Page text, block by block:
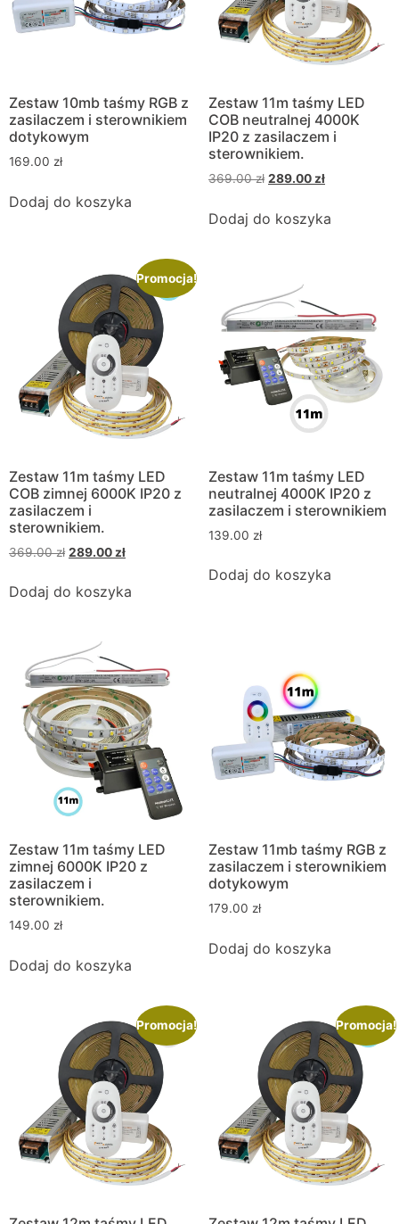
Zestaw 10mb taśmy RGB z
zasilaczem i sterownikiem
dotykowym
169.00 zł
Dodaj do koszyka
Zestaw 11m taśmy LED
COB neutralnej 4000K
IP20 z zasilaczem i
sterownikiem.
369.00zł 289.00 zł
Dodaj do koszyka
Promocja!
Zestaw 11m taśmy LED
COB zimnej 6000K IP20 z
zasilaczem i
sterownikiem.
369.00zł 289.00 zł
Dodaj do koszyka
Zestaw 11m taśmy LED
neutralnej 4000K IP20 z
zasilaczem i sterownikiem
139.00 zł
Dodaj do koszyka
Zestaw 11m taśmy LED
zimnej 6000K IP20 z
zasilaczem i
sterownikiem.
149.00 zł
Dodaj do koszyka
Zestaw 11mb taśmy RGB z
zasilaczem i sterownikiem
dotykowym
179.00 zł
Dodaj do koszyka
Promocja! Promocja!